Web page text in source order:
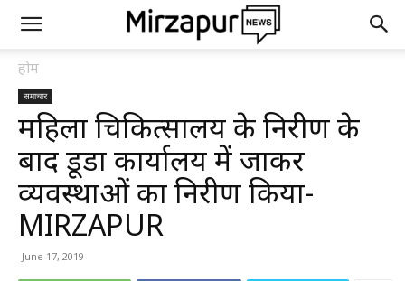
होम
समाचार
महिला चिकित्सालय के निरीक्षण के
बाद डूडा कार्यालय में जाकर
व्यवस्थाओं का निरीक्षण किया-
MIRZAPUR
June 17, 2019